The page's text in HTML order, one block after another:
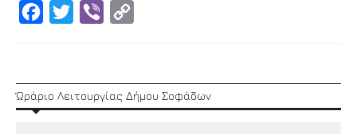
Facebook
Twitter Viber
Ώράριο Λειτουργίας Δήμου Σοφάδων